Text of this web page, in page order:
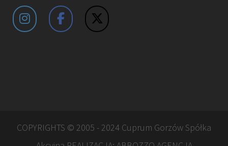
COPYRIGHTS © 2005 - 2024 Cuprum Gorzów Spółka